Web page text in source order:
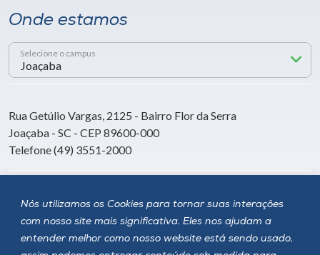
Nós utilizamos os Cookies para tornar suas interações
com nosso site mais significativa. Eles nos ajudam a
entender melhor como nosso website está sendo usado,
Onde estamos
Selecione o campus
Rua Getúlio Vargas, 2125 - Bairro Flor da Serra
Joaçaba - SC - CEP 89600-000
Telefone (49) 3551-2000
Siga a Unoesc